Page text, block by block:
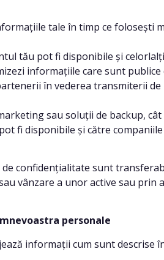
tale în timp ce folosești
tău pot fi disponibile și
informațiile care sunt publice
în vederea transmiterii
sau soluții de backup,
fi disponibile și către
sunt
vânzare a unor active sau prin
personale
informații cum sunt descrise